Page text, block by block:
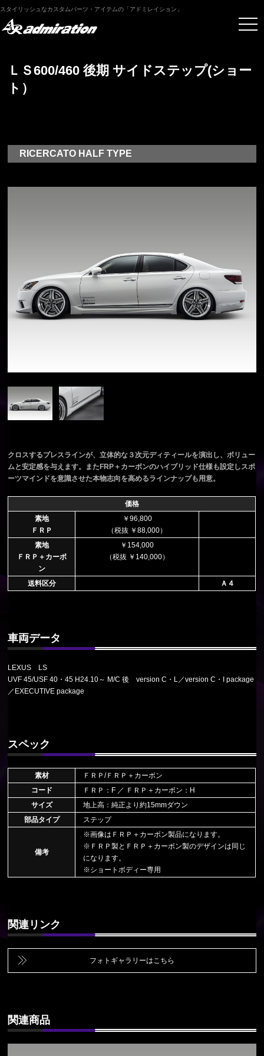
スタイリッシュなカスタムパーツ・アイテムの「アドミレイション」
ＬＳ600/460 後期 サイドステップ(ショー
ト）
RICERCATO HALF TYPE
クロスするプレスラインが、立体的な３次元ディティールを演出し、ボリュー
ムと安定感を与えます。またFRP＋カーボンのハイブリッド仕様も設定しスポ
ーツマインドを意識させた本物志向を高めるラインナップも用意。
価格
素地
ＦＲＰ
￥96,800
（税抜 ￥88,000）
素地
ＦＲＰ＋カーボ
ン
￥154,000
（税抜 ￥140,000）
送料区分 Ａ４
車両データ
LEXUS LS
UVF 45/USF 40・45 H24.10～ M/C 後 version C・L／version C・I package
／EXECUTIVE package
スペック
素材
ＦＲＰ/ＦＲＰ＋カーボン
コード
ＦＲＰ：F ／ ＦＲＰ＋カーボン：H
サイズ
地上高：純正より約15mmダウン
部品タイプ
ステップ
備考
※画像はＦＲＰ＋カーボン製品になります。
※ＦＲＰ製とＦＲＰ＋カーボン製のデザインは同じ
になります。
※ショートボディー専用
関連リンク
フォトギャラリーはこちら
関連商品